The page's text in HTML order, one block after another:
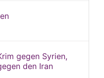
gegen Syrien,
den Iran